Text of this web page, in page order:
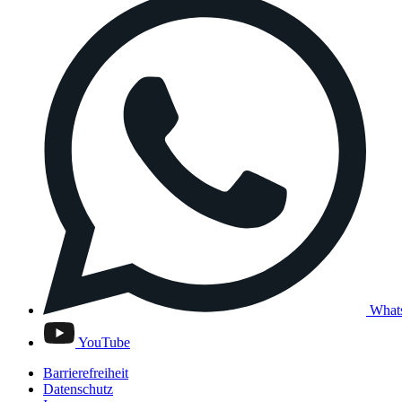
YouTube
Barrierefreiheit
Datenschutz